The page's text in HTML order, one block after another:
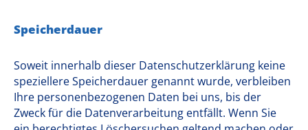
Speicherdauer
Soweit innerhalb dieser Datenschutzerklärung keine
speziellere Speicherdauer genannt wurde, verbleiben
Ihre personenbezogenen Daten bei uns, bis der
Zweck für die Datenverarbeitung entfällt. Wenn Sie